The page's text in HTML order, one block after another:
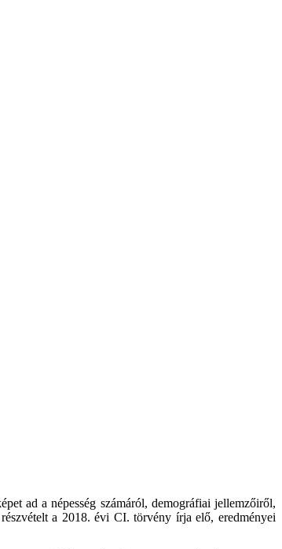
ad a népesség számáról, demográfiai jellemzőiről,
a 2018. évi CI. törvény írja elő, eredményei